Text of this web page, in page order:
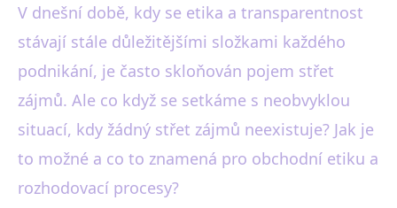
14. 11. 2025· 3 min čtení · Autor: Martin Černý
V dnešní době, kdy se etika a transparentnost
stávají stále důležitějšími složkami každého
podnikání, je často skloňován pojem střet
zájmů. Ale co když se setkáme s neobvyklou
situací, kdy žádný střet zájmů neexistuje? Jak je
to možné a co to znamená pro obchodní etiku a
rozhodovací procesy?